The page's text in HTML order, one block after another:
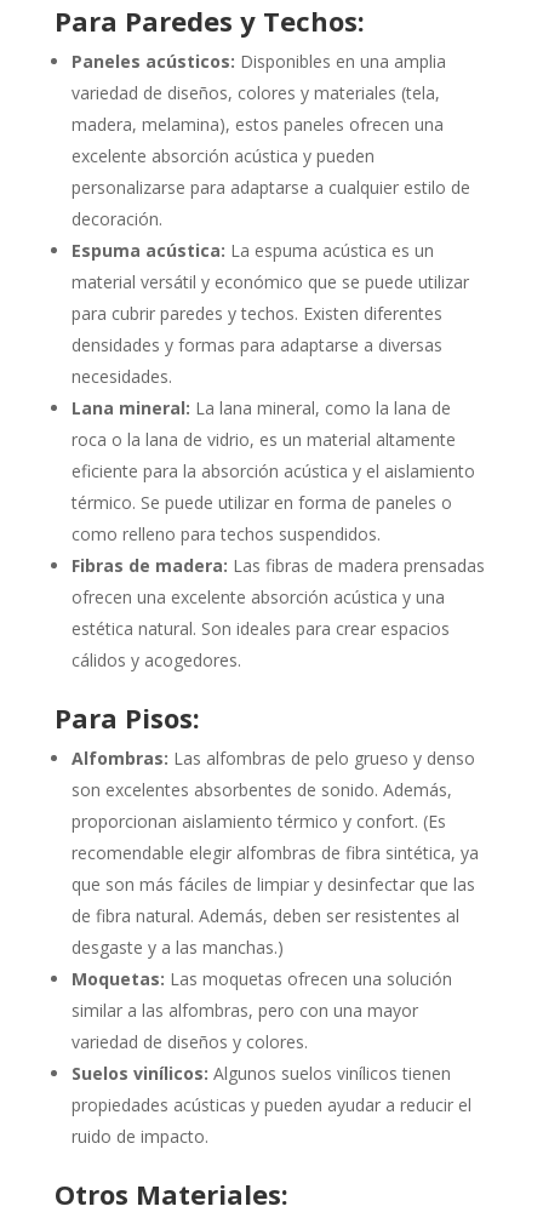
Para Paredes y Techos:
Paneles acústicos: Disponibles en una amplia
variedad de diseños, colores y materiales (tela,
madera, melamina), estos paneles ofrecen una
excelente absorción acústica y pueden
personalizarse para adaptarse a cualquier estilo de
decoración.
Espuma acústica: La espuma acústica es un
material versátil y económico que se puede utilizar
para cubrir paredes y techos. Existen diferentes
densidades y formas para adaptarse a diversas
necesidades.
Lana mineral: La lana mineral, como la lana de
roca o la lana de vidrio, es un material altamente
eficiente para la absorción acústica y el aislamiento
térmico. Se puede utilizar en forma de paneles o
como relleno para techos suspendidos.
Fibras de madera: Las fibras de madera prensadas
ofrecen una excelente absorción acústica y una
estética natural. Son ideales para crear espacios
cálidos y acogedores.
Para Pisos:
Alfombras: Las alfombras de pelo grueso y denso
son excelentes absorbentes de sonido. Además,
proporcionan aislamiento térmico y confort. (Es
recomendable elegir alfombras de fibra sintética, ya
que son más fáciles de limpiar y desinfectar que las
de fibra natural. Además, deben ser resistentes al
desgaste y a las manchas.)
Moquetas: Las moquetas ofrecen una solución
similar a las alfombras, pero con una mayor
variedad de diseños y colores.
Suelos vinílicos: Algunos suelos vinílicos tienen
propiedades acústicas y pueden ayudar a reducir el
ruido de impacto.
Otros Materiales: